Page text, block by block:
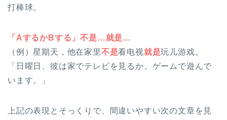
打棒球。
「AするかBする」不是…就是…
（例）星期天，他在家里不是看电视就是玩儿游戏。
「日曜日、彼は家でテレビを見るか、ゲームで遊んで
います。」
上記の表現とそっくりで、間違いやすい次の文章を見